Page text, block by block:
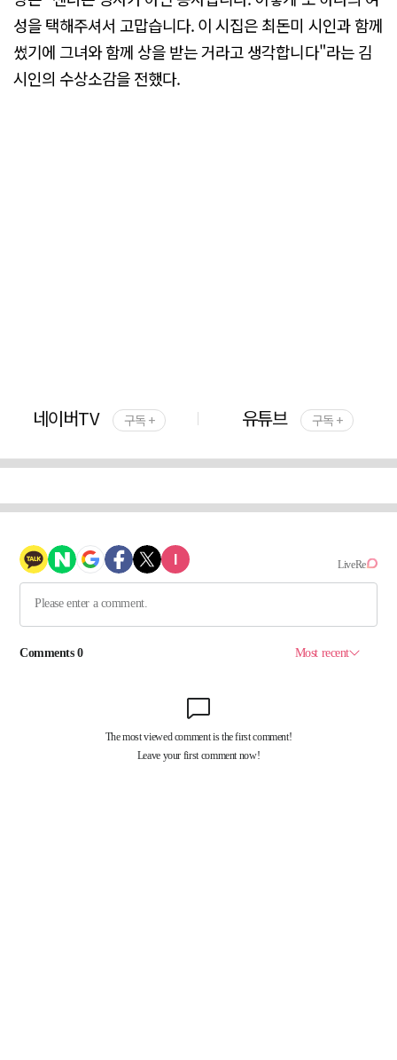
성을 택해주셔서 고맙습니다. 이 시집은 최돈미 시인과 함께
썼기에 그녀와 함께 상을 받는 거라고 생각합니다"라는 김
시인의 수상소감을 전했다.
네이버TV 구독 + 유튜브 구독 +